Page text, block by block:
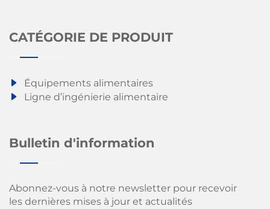
CATÉGORIE DE PRODUIT
Équipements alimentaires
Ligne d’ingénierie alimentaire
Bulletin d'information
Abonnez-vous à notre newsletter pour recevoir
les dernières mises à jour et actualités